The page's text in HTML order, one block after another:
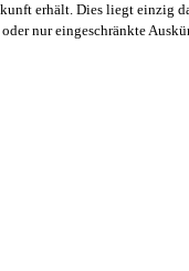
erhält. Dies liegt
nur eingeschränkte